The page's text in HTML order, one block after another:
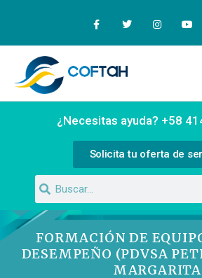
¿Necesitas ayuda? +58
Solicita tu oferta de
FORMACIÓN DE
DESEMPEÑO (PDVSA
MARGARITA